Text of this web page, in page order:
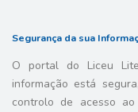
Segurança da sua
O portal do Liceu
informação está
controlo de acesso